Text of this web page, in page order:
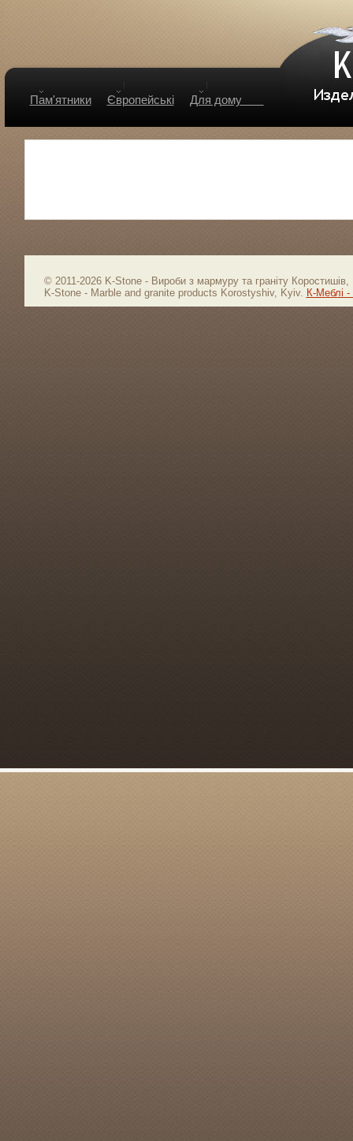
Пам'ятники Європейські Для дому
© 2011-2026 K-Stone - Вироби з мармуру та граніту Коростишів,
K-Stone - Marble and granite products Korostyshiv, Kyiv. К-Меблі